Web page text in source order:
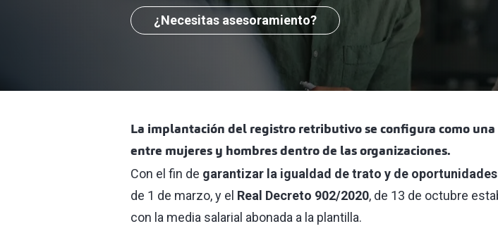
¿Necesitas asesoramiento?
La implantación del registro retributivo se configura como
entre mujeres y hombres dentro de las organizaciones.
Con el fin de garantizar la igualdad de trato y de
de 1 de marzo, y el Real Decreto 902/2020, de 13 de octubre
con la media salarial abonada a la plantilla.